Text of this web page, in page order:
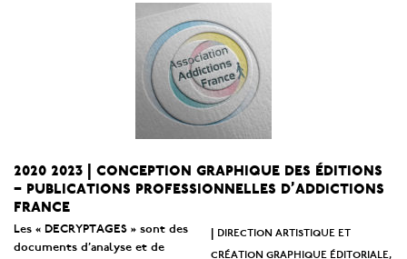
2020 2023 | conception graphique des éditions
– publications professionnelles d’addictions
france
Les « DECRYPTAGES » sont des
documents d’analyse et de
direction artistique et
création graphique éditoriale,